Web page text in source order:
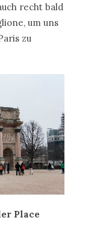
recht bald
um uns
zu
Place